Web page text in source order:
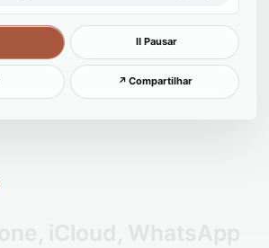
Ⅱ Pausar
↗ Compartilhar